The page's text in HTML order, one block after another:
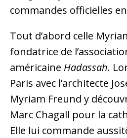
commandes officielles
Tout d’abord celle
fondatrice de
américaine Hadassah.
Paris avec l’architecte
Myriam Freund y
Marc Chagall pour la
Elle lui commande